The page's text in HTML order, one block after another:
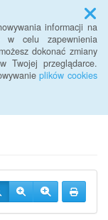
informacji na
w celu zapewnienia
dokonać zmiany
Twojej przeglądarce.
plików cookies
Menu
2022